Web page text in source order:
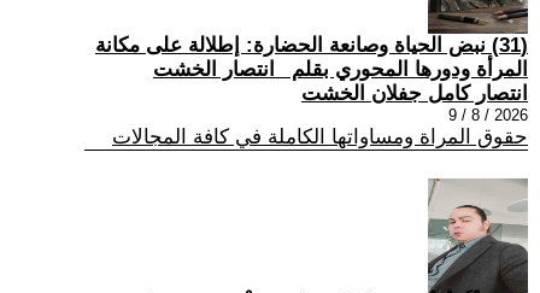
(31) نبض الحياة وصانعة الحضارة: إطلالة على مكانة
المرأة ودورها المحوري بقلم _انتصار الخشت
انتصار كامل جفلان الخشت
2026 / 8 / 9
حقوق المراة ومساواتها الكاملة في كافة المجالات